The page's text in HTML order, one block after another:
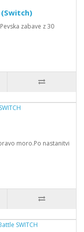
(Switch)
zabave z 30
moro.Po nastanitvi